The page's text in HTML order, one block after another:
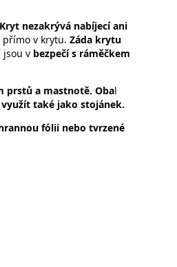
Kryt nezakrývá nabíjecí ani
v krytu. Záda krytu
jsou v bezpečí s ráměčkem
prstů a mastnotě. Obal
také jako stojánek.
fólii nebo tvrzené